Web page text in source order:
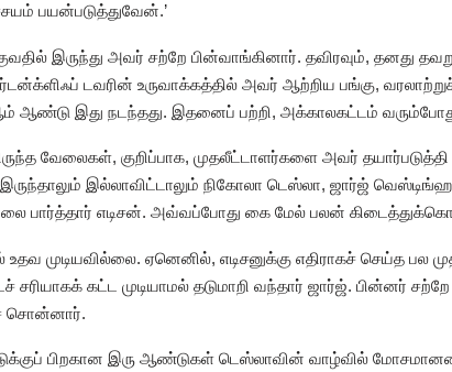
பயன்படுத்துவேன்.’
இருந்து அவர் சற்றே பின்வாங்கினார். தவிரவும், தனது
டவரின் உருவாக்கத்தில் அவர் ஆற்றிய பங்கு, வரலாற்றுச்
ஆண்டு இது நடந்தது. இதனைப் பற்றி, அக்காலகட்டம்
வேலைகள், குறிப்பாக, முதலீட்டாளர்களை அவர் தயார்படுத்தி
இல்லாவிட்டாலும் நிகோலா டெஸ்லா, ஜார்ஜ்
பார்த்தார் எடிசன். அவ்வப்போது கை மேல் பலன்
முடியவில்லை. ஏனெனில், எடிசனுக்கு எதிராகச் செய்த பல
சரியாகக் கட்ட முடியாமல் தடுமாறி வந்தார் ஜார்ஜ். பின்னர்
சொன்னார்.
பிறகான இரு ஆண்டுகள் டெஸ்லாவின் வாழ்வில்